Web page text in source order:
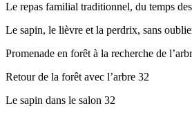
Le repas familial traditionnel, du temps
Le sapin, le lièvre et la perdrix, sans
Promenade en forêt à la recherche de
Retour de la forêt avec l’arbre 32
Le sapin dans le salon 32